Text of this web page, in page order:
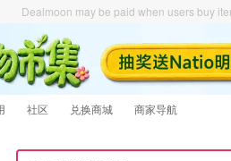
Dealmoon may be paid when users buy
社区 兑换商城 商家导航